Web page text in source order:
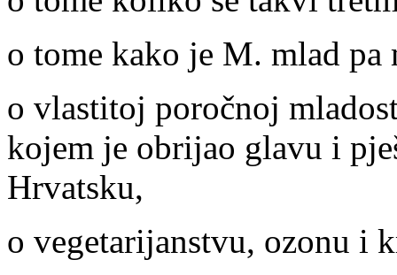
o tome kako je M. mlad pa
o vlastitoj poročnoj
kojem je obrijao glavu i
Hrvatsku,
o vegetarijanstvu, ozonu i